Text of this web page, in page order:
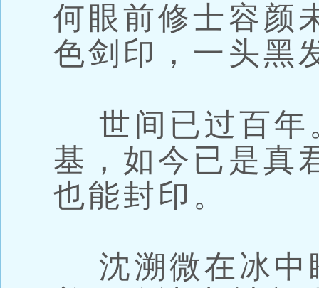
何眼前修士容颜
色剑印，一头黑
世间已过百年
基，如今已是真
也能封印。
沈溯微在冰中